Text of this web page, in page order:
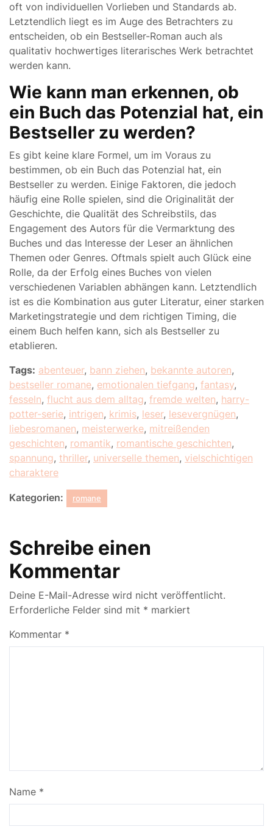
oft von individuellen Vorlieben und Standards ab.
Letztendlich liegt es im Auge des Betrachters zu
entscheiden, ob ein Bestseller-Roman auch als
qualitativ hochwertiges literarisches Werk betrachtet
werden kann.
Wie kann man erkennen, ob
ein Buch das Potenzial hat, ein
Bestseller zu werden?
Es gibt keine klare Formel, um im Voraus zu
bestimmen, ob ein Buch das Potenzial hat, ein
Bestseller zu werden. Einige Faktoren, die jedoch
häufig eine Rolle spielen, sind die Originalität der
Geschichte, die Qualität des Schreibstils, das
Engagement des Autors für die Vermarktung des
Buches und das Interesse der Leser an ähnlichen
Themen oder Genres. Oftmals spielt auch Glück eine
Rolle, da der Erfolg eines Buches von vielen
verschiedenen Variablen abhängen kann. Letztendlich
ist es die Kombination aus guter Literatur, einer starken
Marketingstrategie und dem richtigen Timing, die
einem Buch helfen kann, sich als Bestseller zu
etablieren.
Tags: abenteuer, bann ziehen, bekannte autoren,
bestseller romane, emotionalen tiefgang, fantasy,
fesseln, flucht aus dem alltag, fremde welten, harry-
potter-serie, intrigen, krimis, leser, lesevergnügen,
liebesromanen, meisterwerke, mitreißenden
geschichten, romantik, romantische geschichten,
spannung, thriller, universelle themen, vielschichtigen
charaktere
Kategorien: romane
Schreibe einen
Kommentar
Deine E-Mail-Adresse wird nicht veröffentlicht.
Erforderliche Felder sind mit * markiert
Kommentar *
Name *